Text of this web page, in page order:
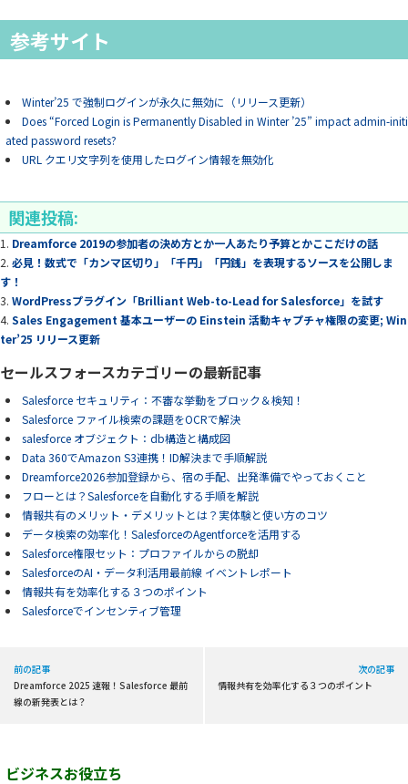
参考サイト
Winter’25 で強制ログインが永久に無効に（リリース更新）
Does “Forced Login is Permanently Disabled in Winter ’25” impact admin-initi
ated password resets?
URL クエリ文字列を使用したログイン情報を無効化
関連投稿:
Dreamforce 2019の参加者の決め方とか一人あたり予算とかここだけの話
必見！数式で「カンマ区切り」「千円」「円銭」を表現するソースを公開しま
す！
WordPressプラグイン「Brilliant Web-to-Lead for Salesforce」を試す
Sales Engagement 基本ユーザーの Einstein 活動キャプチャ権限の変更; Win
ter’25 リリース更新
セールスフォースカテゴリーの最新記事
Salesforce セキュリティ：不審な挙動をブロック＆検知！
Salesforce ファイル検索の課題をOCRで解決
salesforce オブジェクト：db構造と構成図
Data 360でAmazon S3連携！ID解決まで手順解説
Dreamforce2026参加登録から、宿の手配、出発準備でやっておくこと
フローとは？Salesforceを自動化する手順を解説
情報共有のメリット・デメリットとは？実体験と使い方のコツ
データ検索の効率化！SalesforceのAgentforceを活用する
Salesforce権限セット：プロファイルからの脱却
SalesforceのAI・データ利活用最前線 イベントレポート
情報共有を効率化する３つのポイント
Salesforceでインセンティブ管理
前の記事
Dreamforce 2025 速報！Salesforce 最前
線の新発表とは？
次の記事
情報共有を効率化する３つのポイント
ビジネスお役立ち